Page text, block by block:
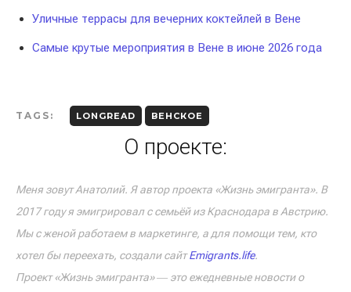
Уличные террасы для вечерних коктейлей в Вене
Самые крутые мероприятия в Вене в июне 2026 года
TAGS: LONGREAD ВЕНСКОЕ
О проекте:
Меня зовут Анатолий. Я автор проекта «Жизнь эмигранта». В
2017 году я эмигрировал с семьёй из Краснодара в Австрию.
Мы с женой работаем в маркетинге, а для помощи тем, кто
хотел бы переехать, создали сайтEmigrants.life.
Проект «Жизнь эмигранта» ― это ежедневные новости о